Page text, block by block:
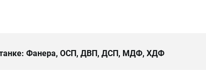
Фанера, ОСП, ДВП, ДСП, МДФ, ХДФ